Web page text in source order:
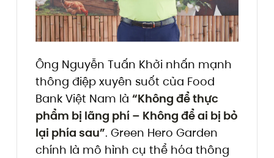
Ông Nguyễn Tuấn Khởi nhấn mạnh
thông điệp xuyên suốt của Food
Bank Việt Nam là “Không để thực
phẩm bị lãng phí – Không để ai bị bỏ
lại phía sau”. Green Hero Garden
chính là mô hình cụ thể hóa thông